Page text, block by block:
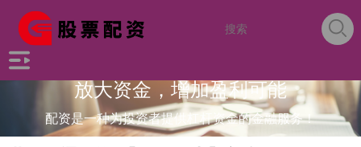
放大资金，增加盈利可能
配资是一种为投资者提供杠杆资金的金融服务！